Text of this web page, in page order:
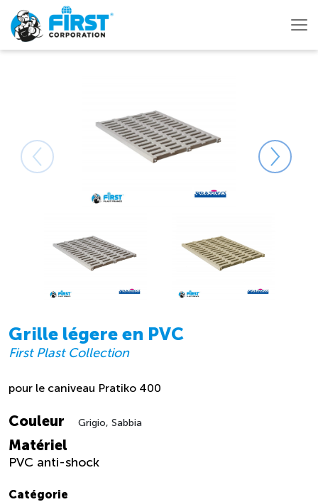
Grille légere en PVC
First Plast Collection
pour le caniveau Pratiko 400
Couleur Grigio, Sabbia
Matériel
PVC anti-shock
Catégorie